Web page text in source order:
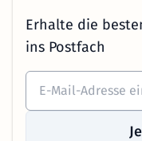
Erhalte die
ins Postfach